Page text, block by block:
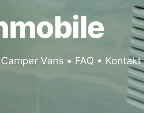
Vans • FAQ • Kontakt